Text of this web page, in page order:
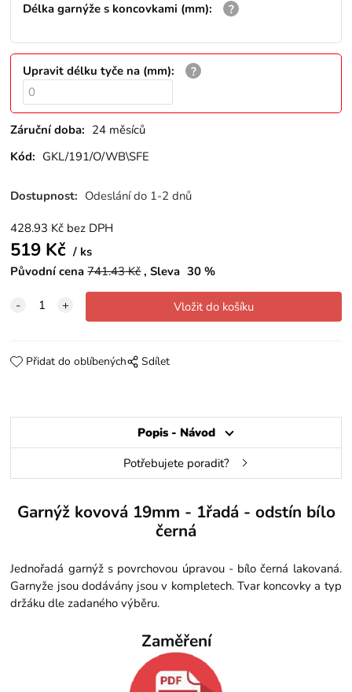
Délka garnýže s koncovkami (mm):
Upravit délku tyče na (mm):
Záruční doba: 24 měsíců
Kód: GKL/191/O/WB\SFE
Dostupnost: Odeslání do 1-2 dnů
428.93 Kč bez DPH
519 Kč
ks
Původní cena 741.43Kč Sleva 30 %
Přidat do oblíbených Sdílet
Popis - Návod
Potřebujete poradit?
Garnýž kovová 19mm - 1řadá - odstín bílo
černá
Jednořadá garnýž s povrchovou úpravou - bílo černá lakovaná.
Garnyže jsou dodávány jsou v kompletech. Tvar koncovky a typ
držáku dle zadaného výběru.
Zaměření